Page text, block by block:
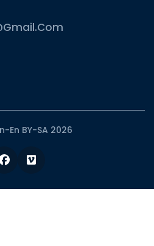
En BY-SA 2026
Facebook
Vimeo